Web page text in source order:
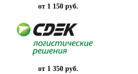
от 1 150 руб.
от 1 350 руб.